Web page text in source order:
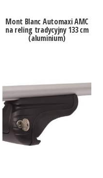
Mont Blanc Automaxi AMC
na reling tradycyjny 133 cm
(aluminium)